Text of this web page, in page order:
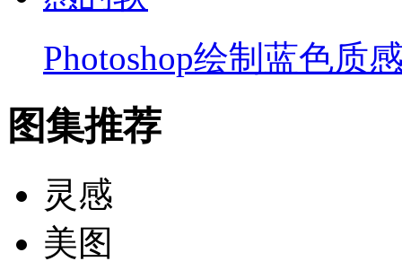
Photoshop绘制蓝色质
图集推荐
灵感
美图